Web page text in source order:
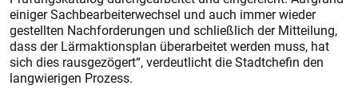
einiger Sachbearbeiterwechsel und auch immer wieder
gestellten Nachforderungen und schließlich der Mitteilung,
dass der Lärmaktionsplan überarbeitet werden muss, hat
sich dies rausgezögert“, verdeutlicht die Stadtchefin den
langwierigen Prozess.